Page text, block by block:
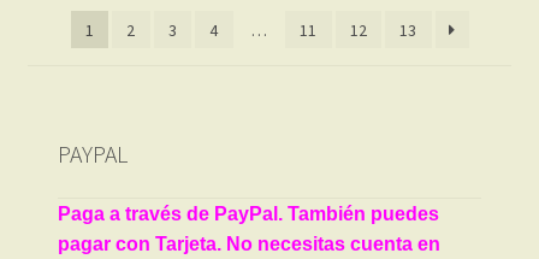
últimos
1 2 3 4 … 11 12 13
PAYPAL
Paga a través de PayPal. También puedes
pagar con Tarjeta. No necesitas cuenta en